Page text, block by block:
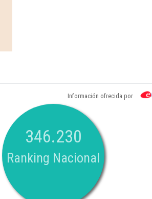
Información ofrecida por
346.230
Ranking Nacional